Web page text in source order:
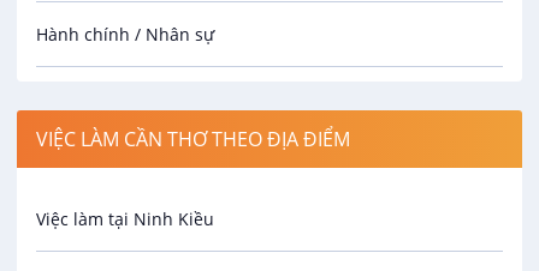
Hành chính / Nhân sự
Spa
Bảo Vệ
VIỆC LÀM CẦN THƠ THEO ĐỊA ĐIỂM
Việc làm tại Ninh Kiều